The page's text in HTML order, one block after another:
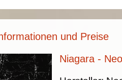
und Preise
Niagara -